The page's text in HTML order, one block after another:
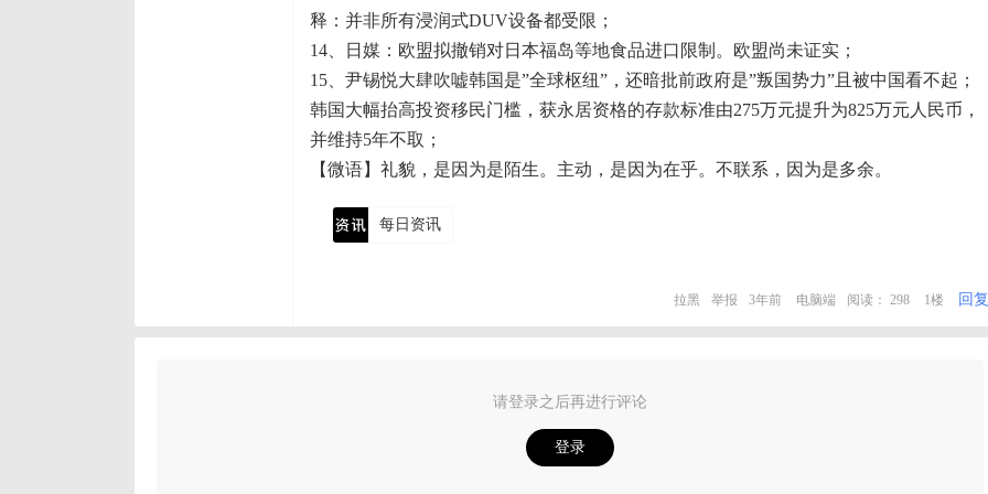
释：并非所有浸润式DUV设备都受限；
14、日媒：欧盟拟撤销对日本福岛等地食品进口限制。欧盟尚未证实；
15、尹锡悦大肆吹嘘韩国是”全球枢纽”，还暗批前政府是”叛国势力”且被中国看不起；
韩国大幅抬高投资移民门槛，获永居资格的存款标准由275万元提升为825万元人民币，
并维持5年不取；
【微语】礼貌，是因为是陌生。主动，是因为在乎。不联系，因为是多余。
每日资讯
拉黑 举报 3年前 电脑端 阅读： 298 1楼 回复
请登录之后再进行评论
登录